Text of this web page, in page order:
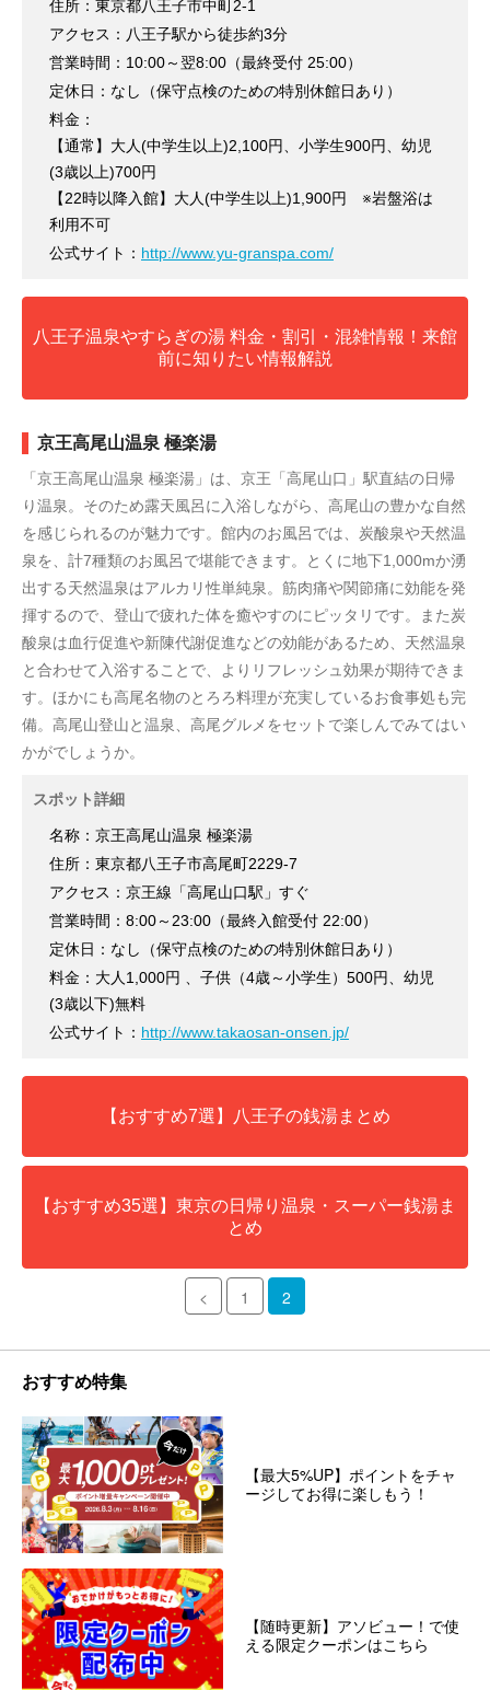
住所：東京都八王子市中町2-1
アクセス：八王子駅から徒歩約3分
営業時間：10:00～翌8:00（最終受付 25:00）
定休日：なし（保守点検のための特別休館日あり）
料金：
【通常】大人(中学生以上)2,100円、小学生900円、幼児
(3歳以上)700円
【22時以降入館】大人(中学生以上)1,900円 ※岩盤浴は
利用不可
公式サイト： http://www.yu-granspa.com/
八王子温泉やすらぎの湯 料金・割引・混雑情報！来館
前に知りたい情報解説
京王高尾山温泉 極楽湯
「京王高尾山温泉 極楽湯」は、京王「高尾山口」駅直結の日帰
り温泉。そのため露天風呂に入浴しながら、高尾山の豊かな自然
を感じられるのが魅力です。館内のお風呂では、炭酸泉や天然温
泉を、計7種類のお風呂で堪能できます。とくに地下1,000mか湧
出する天然温泉はアルカリ性単純泉。筋肉痛や関節痛に効能を発
揮するので、登山で疲れた体を癒やすのにピッタリです。また炭
酸泉は血行促進や新陳代謝促進などの効能があるため、天然温泉
と合わせて入浴することで、よりリフレッシュ効果が期待できま
す。ほかにも高尾名物のとろろ料理が充実しているお食事処も完
備。高尾山登山と温泉、高尾グルメをセットで楽しんでみてはい
かがでしょうか。
スポット詳細
名称：京王高尾山温泉 極楽湯
住所：東京都八王子市高尾町2229-7
アクセス：京王線「高尾山口駅」すぐ
営業時間：8:00～23:00（最終入館受付 22:00）
定休日：なし（保守点検のための特別休館日あり）
料金：大人1,000円 、子供（4歳～小学生）500円、幼児
(3歳以下)無料
公式サイト： http://www.takaosan-onsen.jp/
【おすすめ7選】八王子の銭湯まとめ
【おすすめ35選】東京の日帰り温泉・スーパー銭湯ま
とめ
< 1 2
おすすめ特集
【最大5%UP】ポイントをチャ
ージしてお得に楽しもう！
【随時更新】アソビュー！で使
える限定クーポンはこちら